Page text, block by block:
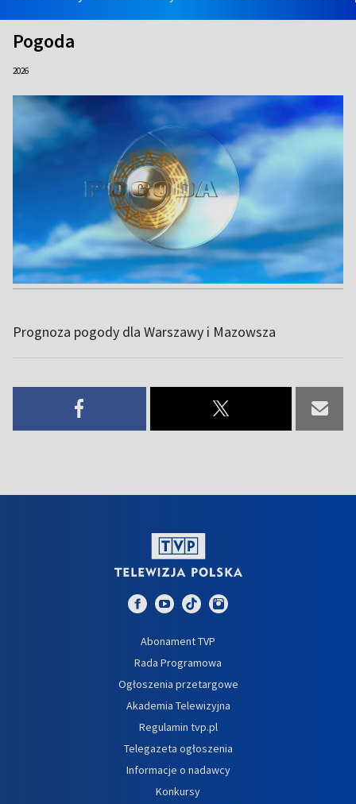
Pogoda
2026
Prognoza pogody dla Warszawy i Mazowsza
Abonament TVP
Rada Programowa
Ogłoszenia przetargowe
Akademia Telewizyjna
Regulamin tvp.pl
Telegazeta ogłoszenia
Informacje o nadawcy
Konkursy